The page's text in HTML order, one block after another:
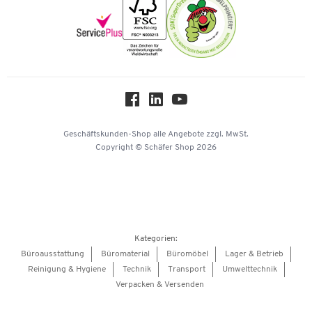
Geschäftskunden-Shop alle Angebote zzgl. MwSt.
Copyright © Schäfer Shop 2026
Kategorien:
Büroausstattung
Büromaterial Büromöbel
Lager & Betrieb
Reinigung & Hygiene
Technik Transport
Umwelttechnik
Verpacken & Versenden